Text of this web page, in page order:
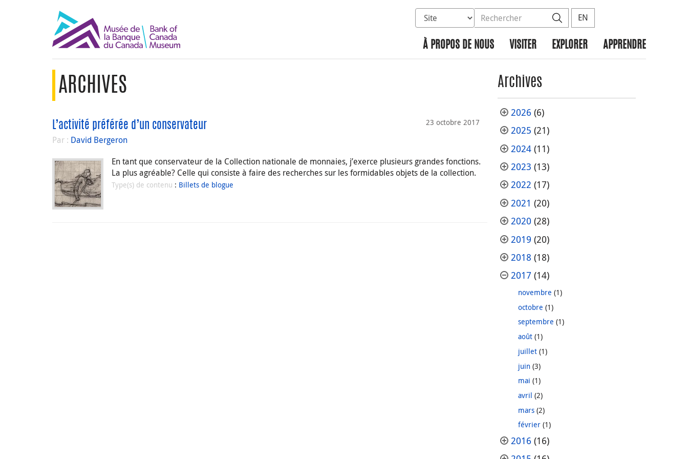
Sélectionnez la base de données à rechercher
Rechercher dans le site Rechercher
EN
À PROPOS DE NOUS VISITER EXPLORER APPRENDRE
ARCHIVES
23 octobre 2017
L’activité préférée d’un conservateur
Par : David Bergeron
En tant que conservateur de la Collection nationale de monnaies, j’exerce plusieurs grandes fonctions.
La plus agréable? Celle qui consiste à faire des recherches sur les formidables objets de la collection.
Type(s) de contenu : Billets de blogue
Archives
2026 (6)
2025 (21)
2024(11)
2023 (13)
2022 (17)
2021 (20)
2020 (28)
2019 (20)
2018 (18)
2017 (14)
novembre (1)
octobre (1)
septembre (1)
août(1)
juillet(1)
juin(3)
mai (1)
avril (2)
mars(2)
février(1)
2016 (16)